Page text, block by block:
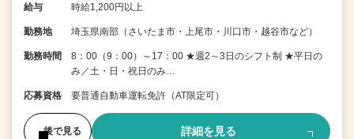
給与 時給1,200円以上
勤務地 埼玉県南部（さいたま市・上尾市・川口市・越谷市など）
勤務時間
8：00（9：00）～17：00 ★週2～3日のシフト制 ★平日の
み／土・日・祝日のみ…
応募資格 要普通自動車運転免許（AT限定可）
後で見る 詳細を見る